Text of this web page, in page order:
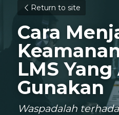
Return to site
Cara
LMS
Gunakan
Waspadalah